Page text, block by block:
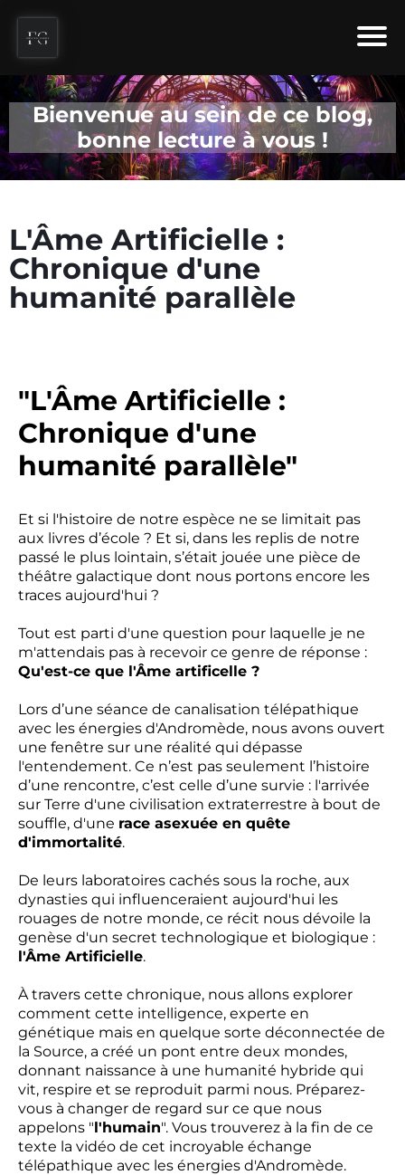
Bienvenue au sein de ce blog,
bonne lecture à vous !
L'Âme Artificielle :
Chronique d'une
humanité parallèle
"L'Âme Artificielle :
Chronique d'une
humanité parallèle"
Et si l'histoire de notre espèce ne se limitait pas
aux livres d’école ? Et si, dans les replis de notre
passé le plus lointain, s’était jouée une pièce de
théâtre galactique dont nous portons encore les
traces aujourd'hui ?
Tout est parti d'une question pour laquelle je ne
m'attendais pas à recevoir ce genre de réponse :
Qu'est-ce que l'Âme artificelle ?
Lors d’une séance de canalisation télépathique
avec les énergies d'Andromède, nous avons ouvert
une fenêtre sur une réalité qui dépasse
l'entendement. Ce n’est pas seulement l’histoire
d’une rencontre, c’est celle d’une survie : l'arrivée
sur Terre d'une civilisation extraterrestre à bout de
souffle, d'une race asexuée en quête
d'immortalité.
De leurs laboratoires cachés sous la roche, aux
dynasties qui influenceraient aujourd'hui les
rouages de notre monde, ce récit nous dévoile la
genèse d'un secret technologique et biologique :
l'Âme Artificielle.
À travers cette chronique, nous allons explorer
comment cette intelligence, experte en
génétique mais en quelque sorte déconnectée de
la Source, a créé un pont entre deux mondes,
donnant naissance à une humanité hybride qui
vit, respire et se reproduit parmi nous. Préparez-
vous à changer de regard sur ce que nous
appelons "l'humain". Vous trouverez à la fin de ce
texte la vidéo de cet incroyable échange
télépathique avec les énergies d'Andromède.